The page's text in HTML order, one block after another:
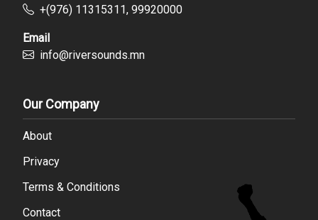
+(976) 11315311, 99920000
Email
info@riversounds.mn
Our Company
About
Privacy
Terms & Conditions
Contact